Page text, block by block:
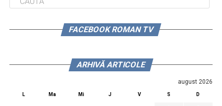
FACEBOOK ROMAN TV
ARHIVĂ ARTICOLE
august 2026
L Ma Mi J V S D